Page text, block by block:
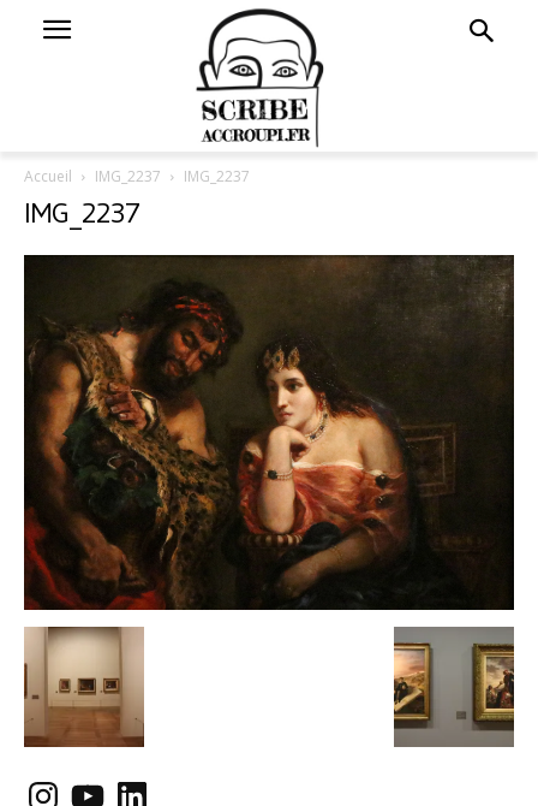
Accueil IMG_2237 IMG_2237
IMG_2237
Instagram
YouTubeLinkedIn